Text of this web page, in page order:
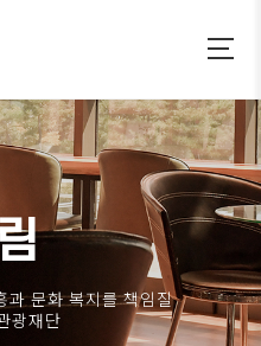
과 문화 복지를 책임질
광재단